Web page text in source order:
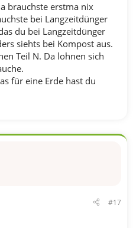
brauchste erstma nix
bei Langzeitdünger
du bei Langzeitdünger
siehts bei Kompost aus.
Teil N. Da lohnen sich
für eine Erde hast du
#17